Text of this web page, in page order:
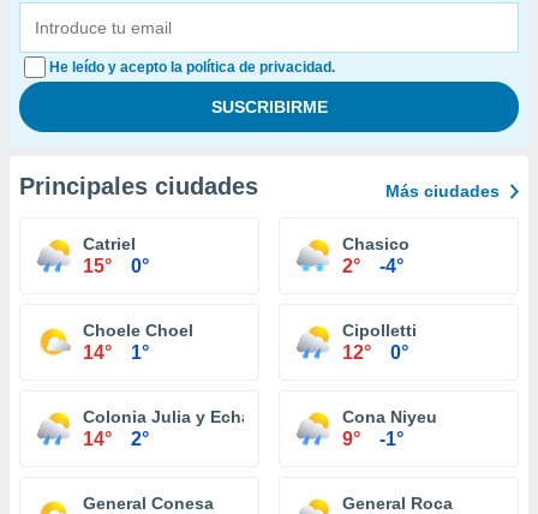
He leído y acepto la política de privacidad.
Principales ciudades Más ciudades
Catriel
15° 0°
Chasico
2° -4°
Choele Choel
14° 1°
Cipolletti
12° 0°
Colonia Julia y Echarren
14° 2°
Cona Niyeu
9° -1°
General Conesa General Roca